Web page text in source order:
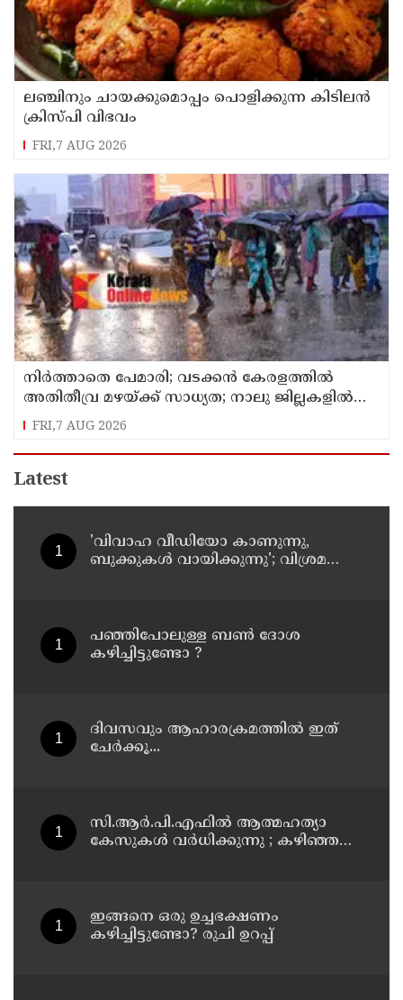
ലഞ്ചിനും ചായക്കുമൊപ്പം പൊളിക്കുന്ന കിടിലൻ
ക്രിസ്പി വിഭവം
FRI,7 AUG 2026
നിർത്താതെ പേമാരി; വടക്കന്‍ കേരളത്തില്‍
അതിതീവ്ര മഴയ്ക്ക് സാധ്യത; നാലു ജില്ലകളില്‍
റെഡ് അലര്‍ട്ട്
FRI,7 AUG 2026
Latest
'വിവാഹ വീഡിയോ കാണുന്നു,
ബുക്കുകള്‍ വായിക്കുന്നു'; വിശ്രമ
പഞ്ഞിപോലുള്ള ബൺ ദോശ
കഴിച്ചിട്ടുണ്ടോ ?
ദിവസവും ആഹാരക്രമത്തിൽ ഇത്
ചേർക്കൂ...
സി.ആർ.പി.എഫിൽ ആത്മഹത്യാ
കേസുകൾ വർധിക്കുന്നു ; കഴിഞ്ഞ
ഇങ്ങനെ ഒരു ഉച്ചഭക്ഷണം
കഴിച്ചിട്ടുണ്ടോ? രുചി ഉറപ്പ്